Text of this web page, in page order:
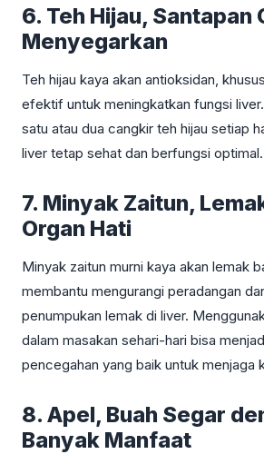
6. Teh Hijau, Santapan
Menyegarkan
Teh hijau kaya akan antioksidan,
efektif untuk meningkatkan fungsi
satu atau dua cangkir teh hijau setiap
liver tetap sehat dan berfungsi optimal.
7. Minyak Zaitun,
Organ Hati
Minyak zaitun murni kaya akan lemak
membantu mengurangi peradangan
penumpukan lemak di liver.
dalam masakan sehari-hari bisa
pencegahan yang baik untuk menjaga
8. Apel, Buah Segar
Banyak Manfaat